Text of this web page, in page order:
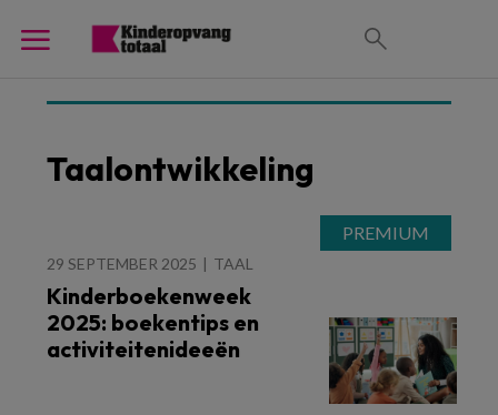
Taalontwikkeling
29 SEPTEMBER 2025 TAAL
Kinderboekenweek
2025: boekentips en
activiteitenideeën